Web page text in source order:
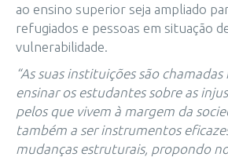
ao ensino superior seja ampliado
refugiados e pessoas em situação
vulnerabilidade.
“As suas instituições são chamadas
ensinar os estudantes sobre as
pelos que vivem à margem da
também a ser instrumentos
mudanças estruturais, propondo